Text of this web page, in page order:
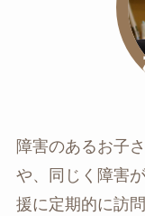
障害のあるお子
や、同じく障害
援に定期的に訪